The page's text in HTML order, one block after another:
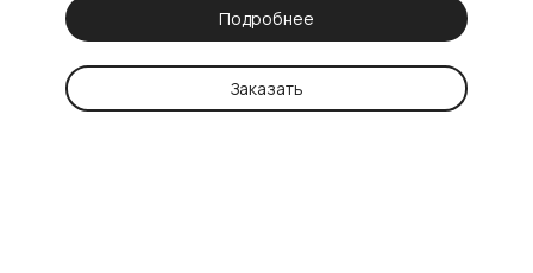
Подробнее
Заказать